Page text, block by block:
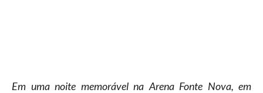
Em uma noite memorável na Arena Fonte Nova, em